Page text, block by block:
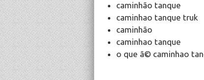
caminhão tanque
caminhao tanque truk
caminhão
caminhao tanque
o que ã© caminhao